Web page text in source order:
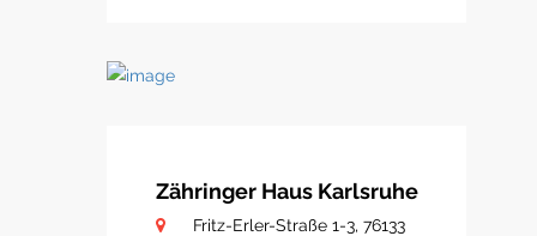
Zähringer Haus Karlsruhe
Fritz-Erler-Straße 1-3, 76133